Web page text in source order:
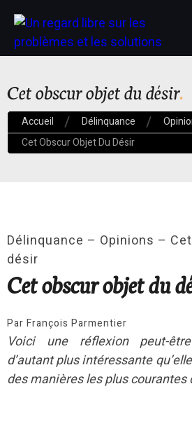
Cet obscur objet du désir
Accueil Délinquance
Cet Obscur Objet Du Désir
Délinquance – Opinions –
désir
Cet obscur objet du
Par François Parmentier
Voici une réflexion peut-
d’autant plus intéressante
des manières les plus courantes